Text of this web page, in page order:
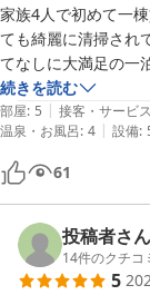
楽天トラベルの書込
くの書込みがあり、
家族4人で初めて一
ても綺麗に清掃され
てなしに大満足の一
まず、予約した時間
ださってホッとしま
生憎の雨でBBQがで
少し豪華な食材を
た。雨の音は気にな
足が悪い母はお手洗
のも古民家ならで
割りリクエストもバ
翌朝には夕べ暗く
続きを読む
部屋: 5 | 接客・サービス
温泉・お風呂: 4 | 設備:
61
投稿者さん
14件のクチコ
5